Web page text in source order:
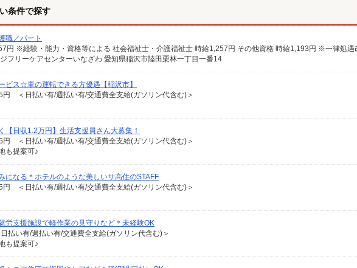
条件で探す
職／パート
フリーケアセンターいなざわ 愛知県稲沢市陸田栗林一丁目一番14
ビス☆車の運転できる方優遇【稲沢市】
＜日払い有/週払い有/交通費全支給(ガソリン代含む)＞
【日収1.2万円】生活支援員さん大募集！
＜日払い有/週払い有/交通費全支給(ガソリン代含む)＞
も提案可♪
になる＊ホテルのような美しいサ高住のSTAFF
＜日払い有/週払い有/交通費全支給(ガソリン代含む)＞
労支援施設で軽作業の見守りなど＊未経験OK
払い有/週払い有/交通費全支給(ガソリン代含む)＞
も提案可♪